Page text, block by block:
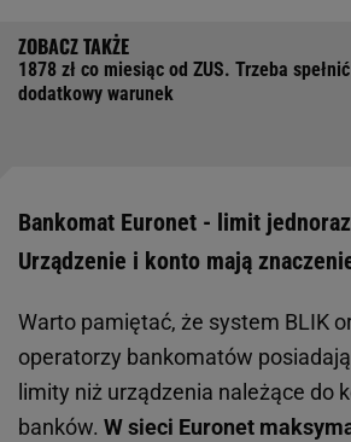
1878 zł co miesiąc od ZUS. Trzeba spełnić
dodatkowy warunek
Bankomat Euronet - limit
Urządzenie i konto mają
Warto pamiętać, że system BLIK
operatorzy bankomatów
limity niż urządzenia należące do
banków. W sieci Euronet